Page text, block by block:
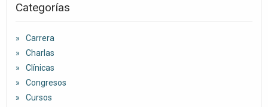
Categorías
Carrera
Charlas
Clínicas
Congresos
Cursos